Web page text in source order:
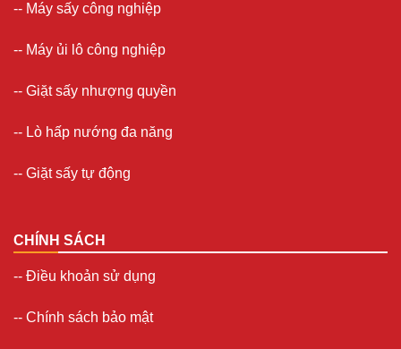
-- Máy sấy công nghiệp
-- Máy ủi lô công nghiệp
-- Giặt sấy nhượng quyền
-- Lò hấp nướng đa năng
-- Giặt sấy tự động
CHÍNH SÁCH
-- Điều khoản sử dụng
-- Chính sách bảo mật